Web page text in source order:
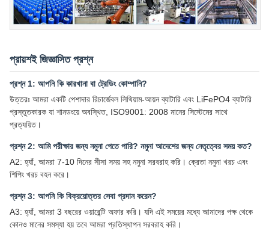
প্রায়শই জিজ্ঞাসিত প্রশ্ন
প্রশ্ন 1: আপনি কি কারখানা বা ট্রেডিং কোম্পানি?
উত্তরঃ আমরা একটি পেশাদার রিচার্জেবল লিথিয়াম-আয়ন ব্যাটারি এবং LiFePO4 ব্যাটারি
প্রস্তুতকারক যা শানডংয়ে অবস্থিত, ISO9001: 2008 মানের সিস্টেমের সাথে
প্রত্যয়িত।
প্রশ্ন 2: আমি পরীক্ষার জন্য নমুনা পেতে পারি? নমুনা আদেশের জন্য নেতৃত্বের সময় কত?
A2: হ্যাঁ, আমরা 7-10 দিনের সীসা সময় সহ নমুনা সরবরাহ করি। ক্রেতা নমুনা খরচ এবং
শিপিং খরচ বহন করে।
প্রশ্ন 3: আপনি কি বিক্রয়োত্তর সেবা প্রদান করেন?
A3: হ্যাঁ, আমরা 3 বছরের ওয়ারেন্টি অফার করি। যদি এই সময়ের মধ্যে আমাদের পক্ষ থেকে
কোনও মানের সমস্যা হয় তবে আমরা প্রতিস্থাপন সরবরাহ করি।